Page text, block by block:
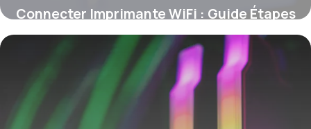
Connecter Imprimante WiFi : Guide Étapes
9 juin 2026